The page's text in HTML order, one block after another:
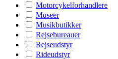
Motorcykelforhandlere
Museer
Musikbutikker
Rejsebureauer
Rejseudstyr
Rideudstyr